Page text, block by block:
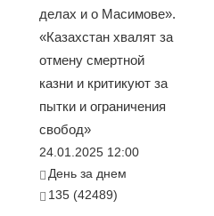
делах и о Масимове».
«Казахстан хвалят за
отмену смертной
казни и критикуют за
пытки и ограничения
свобод»
24.01.2025 12:00
День за днем
135 (42489)